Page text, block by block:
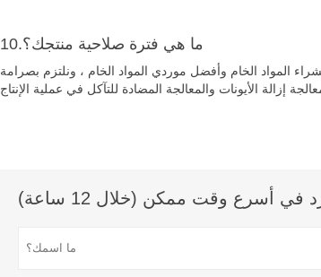
10.ما هي فترة صلاحية منتجك؟
المواد الخام وأفضل موردي المواد الخام ، ونلتزم بصرامة
أسرع وقت ممكن (خلال 12 ساعة)